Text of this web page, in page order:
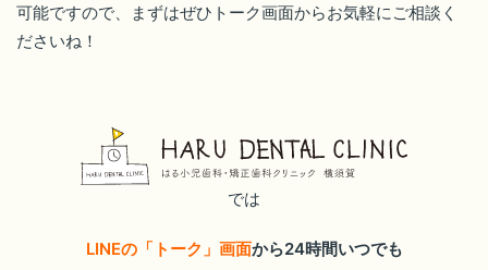
可能ですので、まずはぜひトーク画面からお気軽にご相談く
ださいね！
では
LINEの「トーク」画面から24時間いつでも